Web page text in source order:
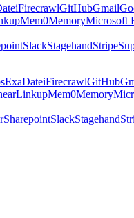
FirecrawlGitHubGmail
Mem0MemoryMicrosoft
SlackStagehandStripe
ExaDateiFirecrawlGitHub
LinkupMem0Memory
SharepointSlackStagehand